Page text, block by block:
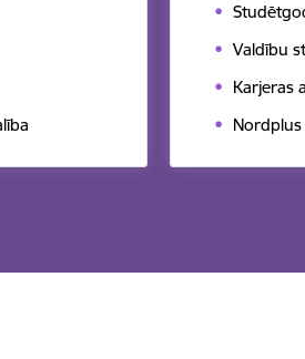
Valdību
Karjeras
Nordplus